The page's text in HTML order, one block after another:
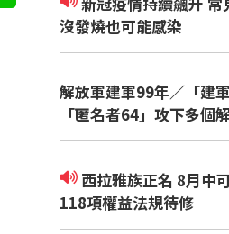
沒發燒也可能感染
解放軍建軍99年／「建
「匿名者64」攻下多個
118項權益法規待修